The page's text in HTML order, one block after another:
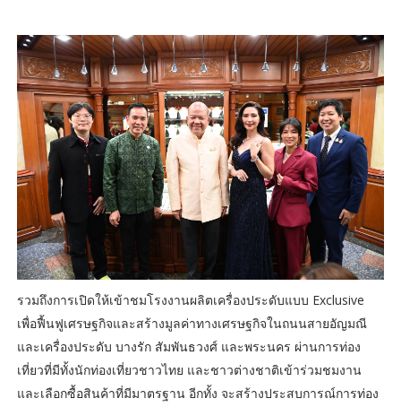
รวมถึงการเปิดให้เข้าชมโรงงานผลิตเครื่องประดับแบบ Exclusive
เพื่อฟื้นฟูเศรษฐกิจและสร้างมูลค่าทางเศรษฐกิจในถนนสายอัญมณี
และเครื่องประดับ บางรัก สัมพันธวงศ์ และพระนคร ผ่านการท่อง
เที่ยวที่มีทั้งนักท่องเที่ยวชาวไทย และชาวต่างชาติเข้าร่วมชมงาน
และเลือกซื้อสินค้าที่มีมาตรฐาน อีกทั้ง จะสร้างประสบการณ์การท่อง